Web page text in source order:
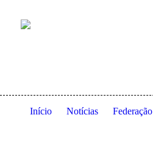
Início Notícias Federação